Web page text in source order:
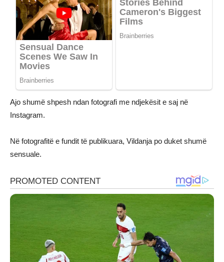
Ajo shumë shpesh ndan fotografi me ndjekësit e saj në
Instagram.
Në fotografitë e fundit të publikuara, Vildanja po duket shumë
sensuale.